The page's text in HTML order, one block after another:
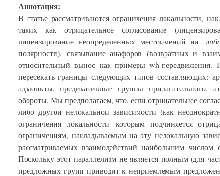
Аннотация:
В статье рассматриваются ограничения локальности,
таких как отрицательное согласование
лицензирование неопределенных местоимений на -
полярности), связывание анафоров (возвратных и
относительный вынос как примеры wh-передвижения.
пересекать границы следующих типов
адъюнкты, предикативные группы прилагательного,
обороты. Мы предполагаем, что, если отрицательное
либо другой нелокальной зависимости (как
ограничения локальности, которым подчиняется
ограничениям, накладываемым на эту нелокальную
рассматриваемых взаимодействий наибольшим числом
Поскольку этот параллелизм не является полным (для
предложных групп приводит к неприемлемым